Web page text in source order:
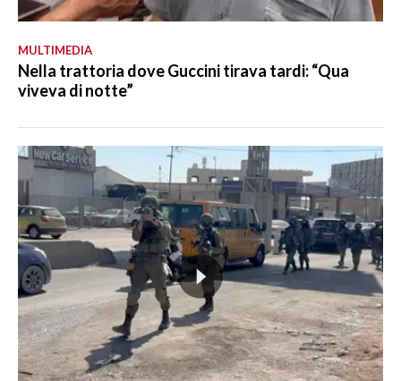
MULTIMEDIA
Nella trattoria dove Guccini tirava tardi: “Qua
viveva di notte”